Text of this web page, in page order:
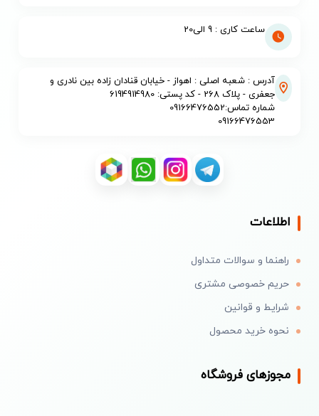
ساعت کاری : 9 الی20
آدرس : شعبه اصلی : اهواز - خیابان قنادان زاده بین نادری و
جعفری - پلاک 268 - کد پستی: 6194914980
شماره تماس:09166476552
09166476553
اطلاعات
راهنما و سوالات متداول
حریم خصوصی مشتری
شرایط و قوانین
نحوه خرید محصول
مجوزهای فروشگاه